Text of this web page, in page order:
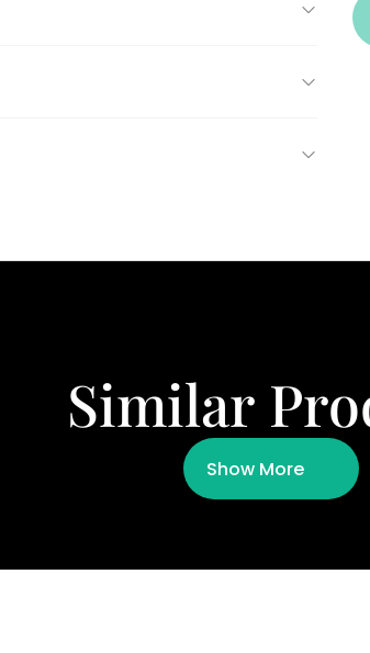
Similar
Show More